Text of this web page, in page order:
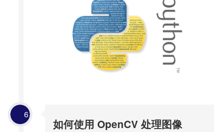
6
如何使用 OpenCV 处理图像